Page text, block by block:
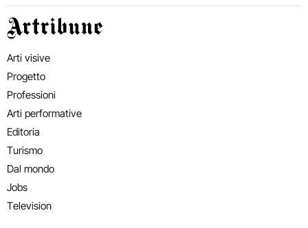
Artribune
Arti visive
Progetto
Professioni
Arti performative
Editoria
Turismo
Dal mondo
Jobs
Television